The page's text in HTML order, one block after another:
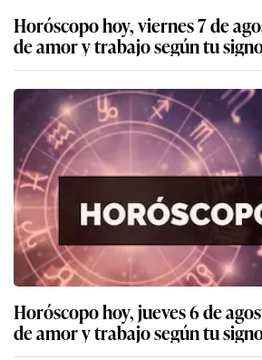
Horóscopo hoy, viernes 7 de
de amor y trabajo según tu
Horóscopo hoy, jueves 6 de
de amor y trabajo según tu